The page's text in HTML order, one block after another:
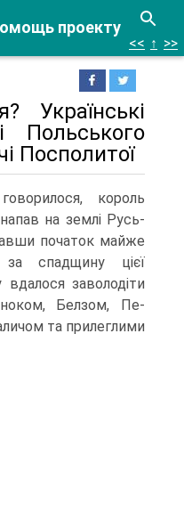
проекту
<< ↑ >>
Українські
Польського
Посполитої
король
на землі Русь­
початок майже
за спадщину цієї
заволодіти
Белзом, Пе­
та прилеглими